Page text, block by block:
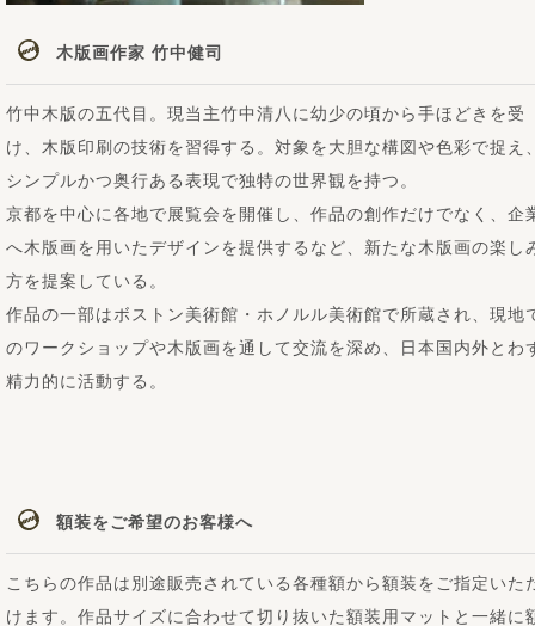
木版画作家 竹中健司
竹中木版の五代目。現当主竹中清八に幼少の頃から手ほどきを受
け、木版印刷の技術を習得する。対象を大胆な構図や色彩で捉え
シンプルかつ奥行ある表現で独特の世界観を持つ。
京都を中心に各地で展覧会を開催し、作品の創作だけでなく、企
へ木版画を用いたデザインを提供するなど、新たな木版画の楽し
方を提案している。
作品の一部はボストン美術館・ホノルル美術館で所蔵され、現地
のワークショップや木版画を通して交流を深め、日本国内外とわ
精力的に活動する。
額装をご希望のお客様へ
こちらの作品は別途販売されている各種額から額装をご指定いた
けます。作品サイズに合わせて切り抜いた額装用マットと一緒に